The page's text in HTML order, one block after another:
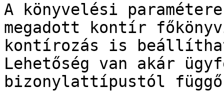
A könyvelési
megadott kontír
kontírozás is
Lehetőség van akár
bizonylattípustól